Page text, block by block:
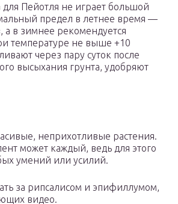
для Пейотля не играет большой
предел в летнее время —
а в зимнее рекомендуется
температуре не выше +10
через пару суток после
высыхания грунта, удобряют
неприхотливые растения.
может каждый, ведь для этого
умений или усилий.
за рипсалисом и эпифиллумом,
видео.